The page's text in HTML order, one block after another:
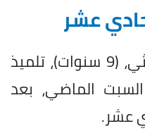
عشر
وتوفي رضا إسماعيل الليثي، (9 سنوات)، تلميذ
السبت الماضي، بعد
عشر.